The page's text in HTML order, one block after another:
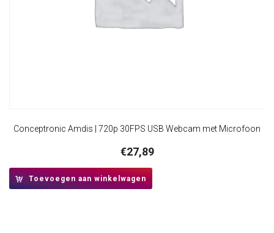
Conceptronic Amdis | 720p 30FPS USB Webcam met Microfoon
€27,89
Toevoegen aan winkelwagen